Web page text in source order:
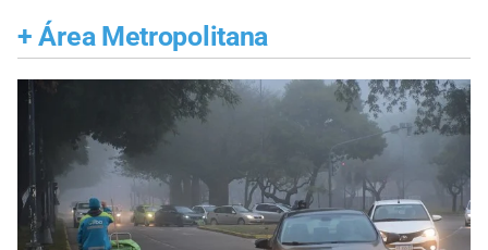
+ Área Metropolitana